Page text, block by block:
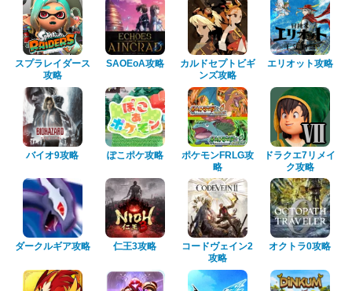
スプラレイダース
攻略
SAOEoA攻略
カルドセプトビギ
ンズ攻略
エリオット攻略
バイオ9攻略 ぽこポケ攻略
ポケモンFRLG攻
略
ドラクエ7リメイ
ク攻略
ダークルギア攻略 仁王3攻略
コードヴェイン2
攻略
オクトラ0攻略